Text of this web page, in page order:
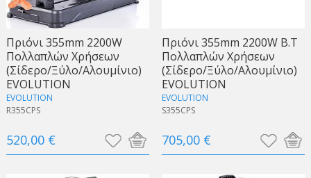
Πριόνι 355mm 2200W
Πολλαπλών Χρήσεων
(Σίδερο/Ξύλο/Αλουμίνιο)
EVOLUTION
EVOLUTION
R355CPS
520,00 €
Πριόνι 355mm 2200W Β.Τ
Πολλαπλών Χρήσεων
(Σίδερο/Ξύλο/Αλουμίνιο)
EVOLUTION
EVOLUTION
S355CPS
705,00 €